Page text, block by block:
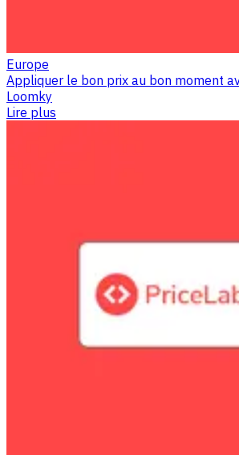
Europe
Appliquer le bon prix au bon moment
Loomky
Lire plus